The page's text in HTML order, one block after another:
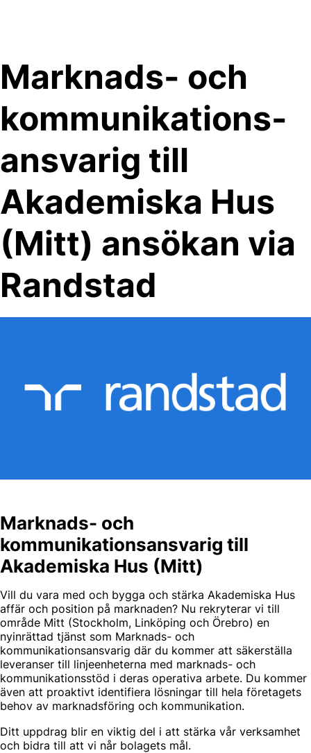
Marknads- och
kommunikations-
ansvarig till
Akademiska Hus
(Mitt) ansökan via
Randstad
Marknads- och
kommunikationsansvarig till
Akademiska Hus (Mitt)
Vill du vara med och bygga och stärka Akademiska Hus
affär och position på marknaden? Nu rekryterar vi till
område Mitt (Stockholm, Linköping och Örebro) en
nyinrättad tjänst som Marknads- och
kommunikationsansvarig där du kommer att säkerställa
leveranser till linjeenheterna med marknads- och
kommunikationsstöd i deras operativa arbete. Du kommer
även att proaktivt identifiera lösningar till hela företagets
behov av marknadsföring och kommunikation.
Ditt uppdrag blir en viktig del i att stärka vår verksamhet
och bidra till att vi når bolagets mål.